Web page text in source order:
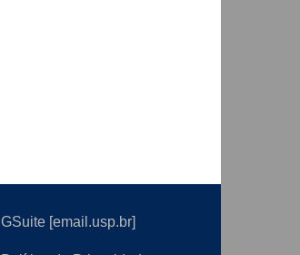
GSuite [email.usp.br]